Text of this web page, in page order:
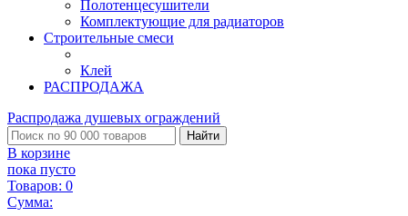
Полотенцесушители
Комплектующие для радиаторов
Строительные смеси
Клей
РАСПРОДАЖА
Распродажа душевых ограждений
Найти
В корзине
пока пусто
Товаров: 0
Сумма: